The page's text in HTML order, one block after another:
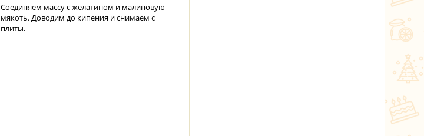
Соединяем массу с желатином и малиновую
мякоть. Доводим до кипения и снимаем с
плиты.